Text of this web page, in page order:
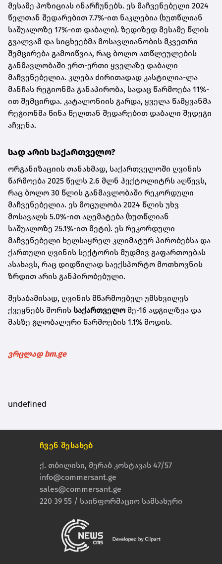
მესამე პოზიციას ინარჩუნებს. ეს მაჩვენებელი 2024
წელთან შედარებით 7.7%-ით ნაკლებია (ხუთწლიან
საშუალოზე 17%-ით დაბალი). ზედიზედ მესამე წლის
გვალვამ და სიცხეებმა მოსავლიანობის მკვეთრი
შემცირება გამოიწვია, რაც ბოლო ათწლეულების
განმავლობაში ერთ-ერთი ყველაზე დაბალი
მაჩვენებელია. კლება ძირითადად კასტილია-ლა
მანჩას რეგიონმა განაპირობა, სადაც წარმოება 11%-
ით შემცირდა. კატალონიის გარდა, ყველა წამყვანმა
რეგიონმა წინა წელთან შედარებით დაბალი შედეგი
აჩვენა.
სად არის საქართველო?
ორგანიზაციის თანახმად, საქართველოში ღვინის
წარმოება 2025 წელს 2.6 მლნ ჰექტოლიტრს აღწევს,
რაც ბოლო 30 წლის განმავლობაში რეკორდული
მაჩვენებელია. ეს მოცულობა 2024 წლის უხვ
მოსავალს 5.0%-ით აღემატება (ხუთწლიან
საშუალოზე 25.1%-ით მეტი). ეს რეკორდული
მაჩვენებელი ხელსაყრელ კლიმატურ პირობებსა და
ქართული ღვინის სექტორის მუდმივ გაფართოებას
ასახავს, რაც დიდწილად საექსპორტო მოთხოვნის
ზრდით არის განპირობებული.
შესაბამისად, ღვინის მწარმოებელ უმსხვილეს
ქვეყნებს შორის საქართველო მე-16 ადგილზეა და
მასზე გლობალური წარმოების 1.1% მოდის.
ვრცლად bm.ge
undefined
ჩვენ შესახებ
ქ. თბილისი, მერაბ კოსტავას 47/57
info@commersant.ge
sales@commersant.ge
220 39 55 / საინფორმაციო სამსახური